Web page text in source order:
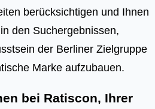
berücksichtigen und Ihnen
den Suchergebnissen,
der Berliner Zielgruppe
Marke aufzubauen.
bei Ratiscon, Ihrer